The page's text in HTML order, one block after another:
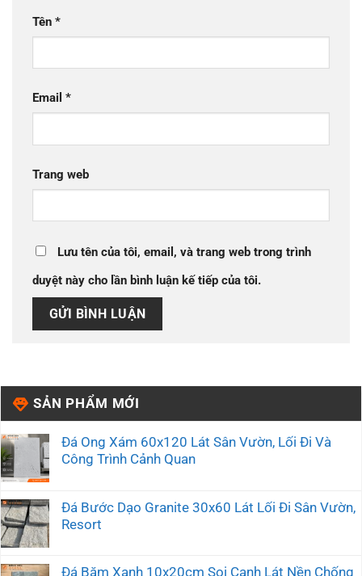
SẢN PHẨM MỚI
Đá Ong Xám 60x120 Lát Sân Vườn, Lối Đi Và
Công Trình Cảnh Quan
Đá Bước Dạo Granite 30x60 Lát Lối Đi Sân Vườn,
Resort
Đá Băm Xanh 10x20cm Soi Cạnh Lát Nền Chống
Tên *
Email *
Trang web
Lưu tên của tôi, email, và trang web trong trình
duyệt này cho lần bình luận kế tiếp của tôi.